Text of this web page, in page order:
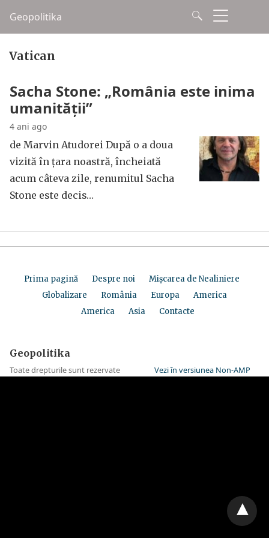
Geopolitika
Vatican
Sacha Stone: „România este inima
umanității”
4 ani ago
de Marvin Atudorei După o a doua
vizită în țara noastră, încheiată
acum câteva zile, renumitul Sacha
Stone este decis…
Prima pagină Despre noi
Mișcarea de Nealiniere
Globalizare
România Europa
America
America
Asia Contacte
Geopolitika
Toate drepturile sunt rezervate Vezi în versiunea Non-AMP